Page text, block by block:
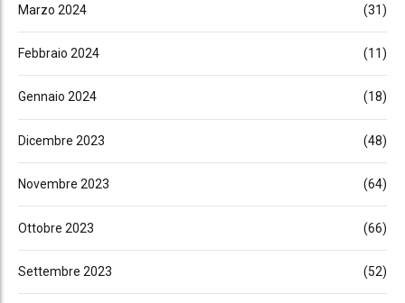
Marzo 2024 (31)
Febbraio 2024 (11)
Gennaio 2024 (18)
Dicembre 2023 (48)
Novembre 2023 (64)
Ottobre 2023 (66)
Settembre 2023 (52)